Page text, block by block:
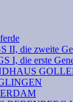
die zweite
I, die erste